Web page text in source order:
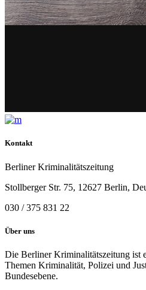
Kontakt
Berliner Kriminalitätszeitung
Stollberger Str. 75, 12627 Berlin,
030 / 375 831 22
Über uns
Die Berliner Kriminalitätszeitung ist
Themen Kriminalität, Polizei und
Bundesebene.